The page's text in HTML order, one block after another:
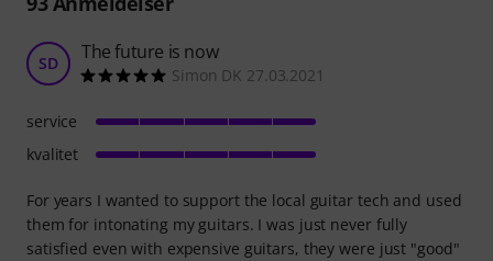
SD The future is now
Simon DK 27.03.2021
For years I wanted to support the local guitar tech and used
them for intonating my guitars. I was just never fully
satisfied even with expensive guitars, they were just "good"
service
kvalitet